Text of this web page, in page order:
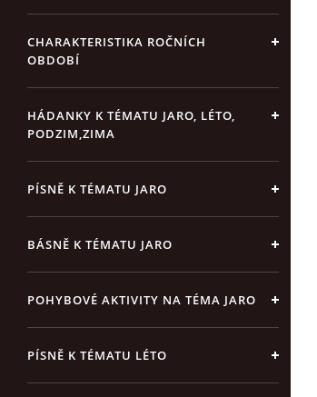
CHARAKTERISTIKA ROČNÍCH
OBDOBÍ
HÁDANKY K TÉMATU JARO, LÉTO,
PODZIM,ZIMA
PÍSNĚ K TÉMATU JARO
BÁSNĚ K TÉMATU JARO
POHYBOVÉ AKTIVITY NA TÉMA JARO
PÍSNĚ K TÉMATU LÉTO